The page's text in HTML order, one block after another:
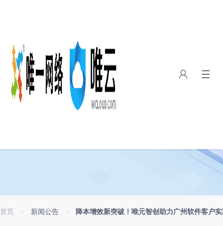
首页 > 新闻公告 > 降本增效新突破！唯元智创助力广州软件客户